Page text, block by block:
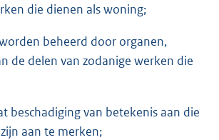
die dienen als woning;
beheerd door organen,
de delen van zodanige werken die
beschadiging van betekenis aan die
aan te merken;